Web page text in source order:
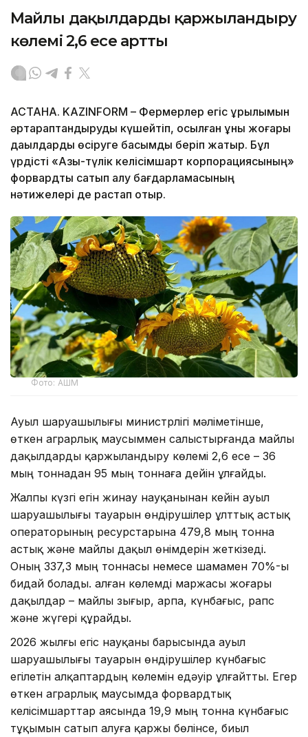
Майлы дақылдарды қаржыландыру
көлемі 2,6 есе артты
АСТАНА. KAZINFORM – Фермерлер егіс құрылымын
әртараптандыруды күшейтіп, қосылған құны жоғары
дақылдарды өсіруге басымдық беріп жатыр. Бұл
үрдісті «Азық-түлік келісімшарт корпорациясының»
форвардтық сатып алу бағдарламасының
нәтижелері де растап отыр.
Фото: АШМ
Ауыл шаруашылығы министрлігі мәліметінше,
өткен аграрлық маусыммен салыстырғанда майлы
дақылдарды қаржыландыру көлемі 2,6 есе – 36
мың тоннадан 95 мың тоннаға дейін ұлғайды.
Жалпы күзгі егін жинау науқанынан кейін ауыл
шаруашылығы тауарын өндірушілер ұлттық астық
операторының ресурстарына 479,8 мың тонна
астық және майлы дақыл өнімдерін жеткізеді.
Оның 337,3 мың тоннасы немесе шамамен 70%-ы
бидай болады. Қалған көлемді маржасы жоғары
дақылдар – майлы зығыр, арпа, күнбағыс, рапс
және жүгері құрайды.
2026 жылғы егіс науқаны барысында ауыл
шаруашылығы тауарын өндірушілер күнбағыс
егілетін алқаптардың көлемін едәуір ұлғайтты. Егер
өткен аграрлық маусымда форвардтық
келісімшарттар аясында 19,9 мың тонна күнбағыс
тұқымын сатып алуға қаржы бөлінсе, биыл